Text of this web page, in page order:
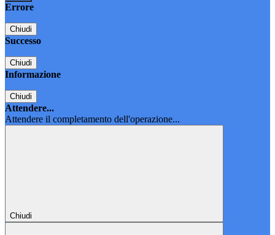
Errore
Chiudi
Successo
Chiudi
Informazione
Chiudi
Attendere...
Attendere il completamento dell'operazione...
Chiudi